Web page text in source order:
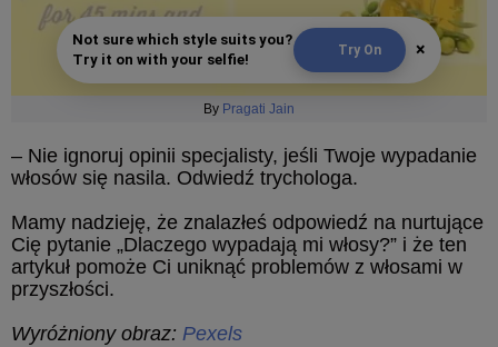
Not sure which style suits you?
Try it on with your selfie!
Try On ×
By Pragati Jain
– Nie ignoruj ​​opinii specjalisty, jeśli Twoje wypadanie
włosów się nasila. Odwiedź trychologa.
Mamy nadzieję, że znalazłeś odpowiedź na nurtujące
Cię pytanie „Dlaczego wypadają mi włosy?” i że ten
artykuł pomoże Ci uniknąć problemów z włosami w
przyszłości.
Wyróżniony obraz: Pexels